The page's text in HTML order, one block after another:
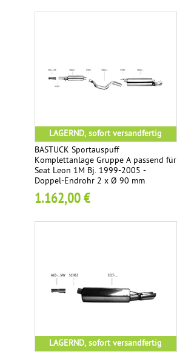
LAGERND, sofort versandfertig
BASTUCK Sportauspuff
Komplettanlage Gruppe A passend für
Seat Leon 1M Bj. 1999-2005 -
Doppel-Endrohr 2 x Ø 90 mm
1.162,00 €
LAGERND, sofort versandfertig